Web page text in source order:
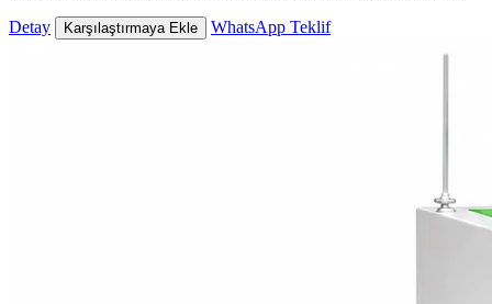
Detay Karşılaştırmaya Ekle WhatsApp Teklif